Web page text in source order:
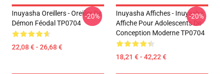
Inuyasha Oreillers - Oreiller De
Démon Féodal TP0704
22,08 € - 26,68 €
-20%
Inuyasha Affiches - Inuyasha
Affiche Pour Adolescents De
Conception Moderne TP0704
18,21 € - 42,22 €
-20%